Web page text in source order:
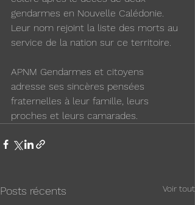
gendarmes en Nouvelle Calédonie.
Leur nom rejoint la liste des morts au
service de la nation sur ce territoire.
APNM Gendarmes et citoyens
adresse ses sincères pensées
fraternelles à leur famille, leurs
proches et leurs camarades.
Posts récents Voir tout